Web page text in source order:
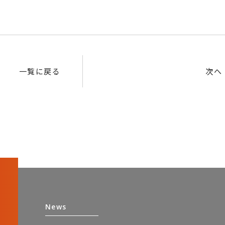
一覧に戻る 次
News